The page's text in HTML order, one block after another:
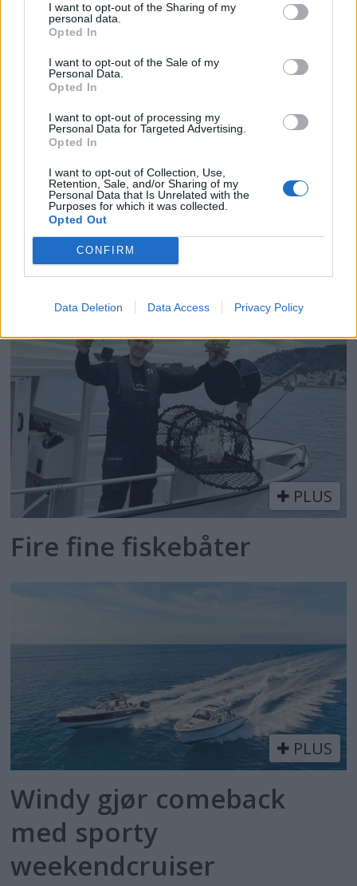
I want to opt-out of the Sharing of my
personal data.
Opted In
I want to opt-out of the Sale of my
Personal Data.
Opted In
I want to opt-out of processing my
Personal Data for Targeted Advertising.
Opted In
I want to opt-out of Collection, Use,
Retention, Sale, and/or Sharing of my
Personal Data that Is Unrelated with the
Purposes for which it was collected.
Opted Out
CONFIRM
Data Deletion Data Access Privacy Policy
Prøvekjørt: Mesterlig
familiebåt på 39 fot fra
PLUS
Fire fine fiskebåter
PLUS
Windy gjør comeback
med sporty
weekendcruiser